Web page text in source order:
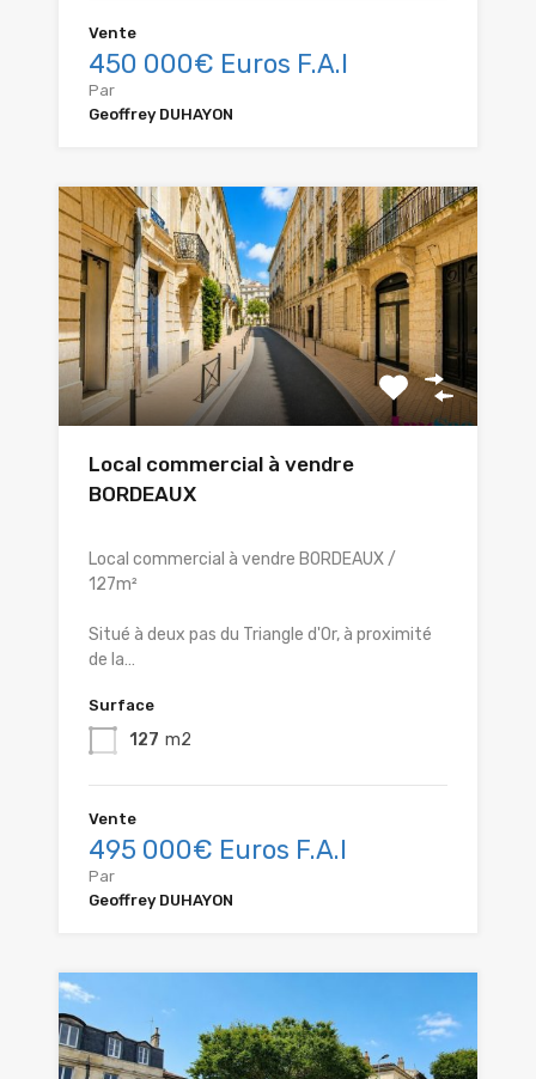
Vente
450 000€ Euros F.A.I
Par
Geoffrey DUHAYON
Local commercial à vendre
BORDEAUX
Local commercial à vendre BORDEAUX /
127m²
Situé à deux pas du Triangle d'Or, à proximité
de la…
Surface
127 m2
Vente
495 000€ Euros F.A.I
Par
Geoffrey DUHAYON